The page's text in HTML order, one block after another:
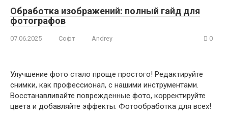
Обработка изображений: полный гайд для
фотографов
07.06.2025 Софт Andrey 0
Улучшение фото стало проще простого! Редактируйте
снимки, как профессионал, с нашими инструментами.
Восстанавливайте поврежденные фото, корректируйте
цвета и добавляйте эффекты. Фотообработка для всех!